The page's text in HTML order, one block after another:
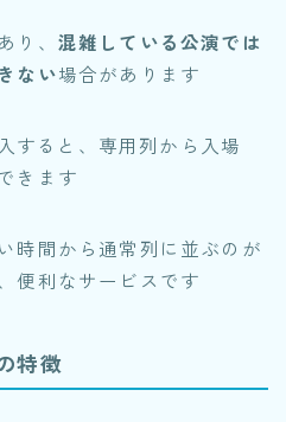
り、 混雑している公演では
ない場合があります
すると、専用列から入場
きます
時間から通常列に並ぶのが
便利なサービスです
特徴